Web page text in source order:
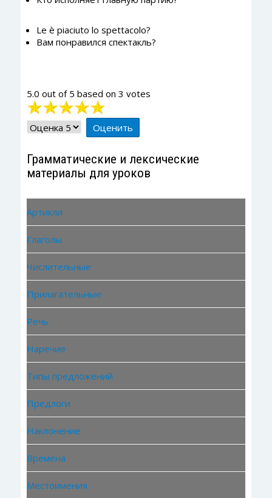
Le è piaciuto lo spettacolo?
Вам понравился спектакль?
5.0 out of 5 based on 3 votes
Рейтинг:
5/5
Пожалуйста,
оцените
Грамматические и лексические
материалы для уроков
Артикли
Глаголы
Числительные
Прилагательные
Речь
Наречие
Типы предложений
Предлоги
Наклонение
Времена
Местоимения